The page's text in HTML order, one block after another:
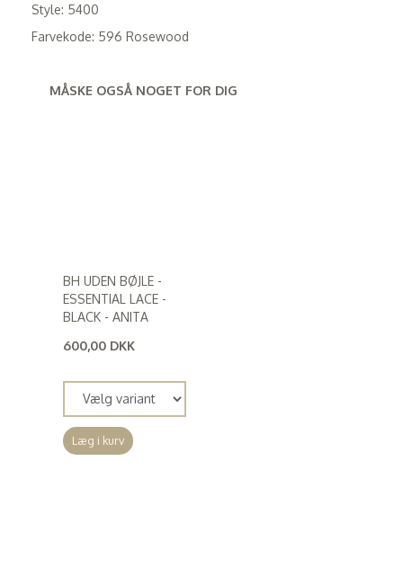
Style: 5400
Farvekode: 596 Rosewood
MÅSKE OGSÅ NOGET FOR DIG
BH UDEN BØJLE -
ESSENTIAL LACE -
BLACK - ANITA
600,00 DKK
Læg i kurv